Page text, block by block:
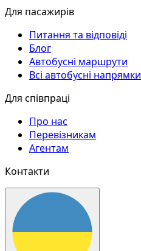
Для пасажирів
Питання та відповіді
Блог
Автобусні маршрути
Всі автобусні напрямки
Для співпраці
Про нас
Перевізникам
Агентам
Контакти